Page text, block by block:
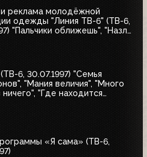
реклама молодёжной
одежды "Линия ТВ-6" (ТВ-6,
"Пальчики оближешь", "Назло
6, 30.07.1997) "Семья
"Мания величия", "Много
"Где находится
«Я сама» (ТВ-6,